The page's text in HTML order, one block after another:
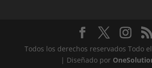
Todos los derechos reservados Todo
| Diseñado por